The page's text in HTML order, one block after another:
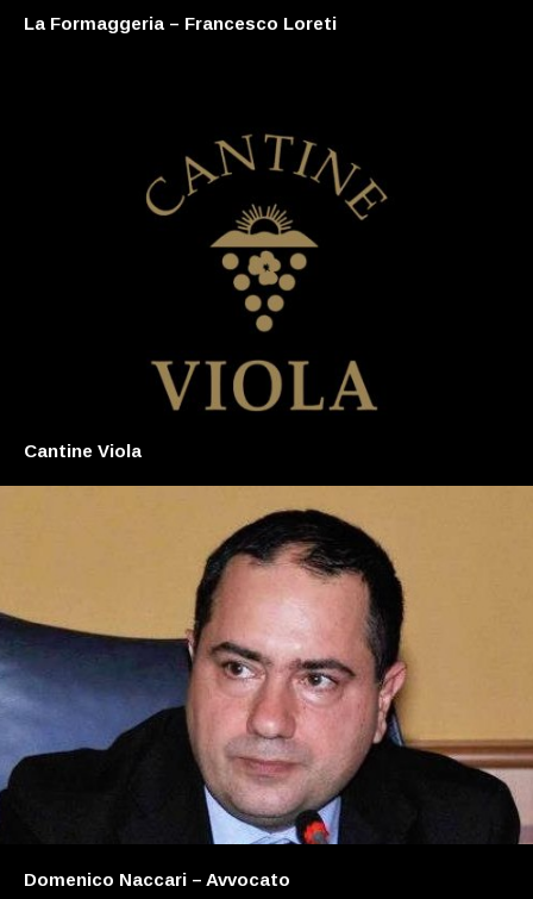
La Formaggeria – Francesco Loreti
Cantine Viola
Domenico Naccari – Avvocato